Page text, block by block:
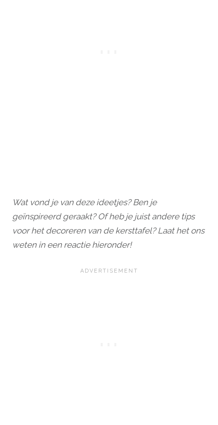
Wat vond je van deze ideetjes? Ben je
geïnspireerd geraakt? Of heb je juist andere tips
voor het decoreren van de kersttafel? Laat het ons
weten in een reactie hieronder!